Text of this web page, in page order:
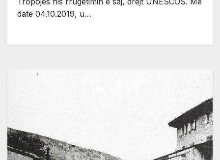
datë 04.10.2019, u…